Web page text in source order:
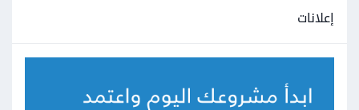
إعلانات